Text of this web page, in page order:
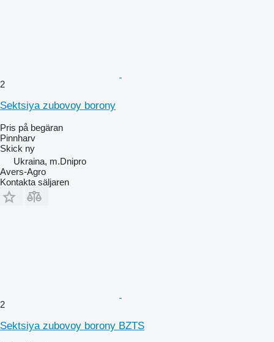
2
Sektsiya zubovoy borony
Pris på begäran
Pinnharv
Skick ny
Ukraina, m.Dnipro
Avers-Agro
Kontakta säljaren
2
Sektsiya zubovoy borony BZTS